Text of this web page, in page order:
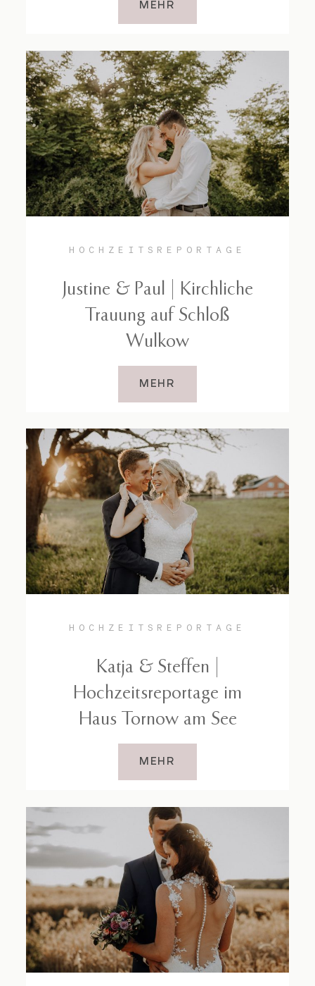
MEHR
HOCHZEITSREPORTAGE
Justine & Paul | Kirchliche
Trauung auf Schloß
Wulkow
MEHR
HOCHZEITSREPORTAGE
Katja & Steffen |
Hochzeitsreportage im
Haus Tornow am See
MEHR